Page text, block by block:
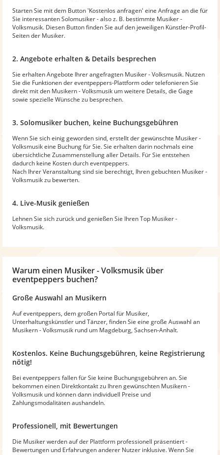
Starten Sie mit dem Button 'Kostenlos anfragen' eine Anfrage an die für
Sie interessanten Solomusiker - also z. B. bestimmte Musiker -
Volksmusik. Diesen Button finden Sie auf den jeweiligen Künstler-Profil-
Seiten der Musiker.
2. Angebote erhalten & Details besprechen
Sie erhalten Angebote Ihrer angefragten Musiker - Volksmusik. Nutzen
Sie die Funktionen der eventpeppers-Plattform oder telefonieren Sie
direkt mit den Musikern - Volksmusik um weitere Details, die Gage
sowie spezielle Wünsche zu besprechen.
3. Solomusiker buchen, keine Buchungsgebühren
Wenn Sie sich einig geworden sind, erstellt der gewünschte Musiker -
Volksmusik eine Buchung für Sie. Sie erhalten darin nochmals eine
übersichtliche Zusammenstellung aller Details. Für Sie entstehen
dadurch keine Kosten durch eventpeppers.
Nach Ihrer Veranstaltung sind sie berechtigt, Ihren gebuchten Musiker -
Volksmusik zu bewerten.
4. Live-Musik genießen
Lehnen Sie sich zurück und genießen Sie Ihren Top Musiker -
Volksmusik.
Warum einen Musiker - Volksmusik über
eventpeppers buchen?
Große Auswahl an Musikern
Auf eventpeppers, dem großen Portal für Musiker,
Unterhaltungskünstler und Tänzer, finden Sie eine große Auswahl an
Musikern - Volksmusik rund um Magdeburg, Sachsen-Anhalt.
Kostenlos. Keine Buchungsgebühren, keine Registrierung
nötig!
Bei eventpeppers fallen für Sie keine Buchungsgebühren an. Sie
bekommen einen Direktkontakt zu Ihren gewünschten Musikern -
Volksmusik und können dann individuell Preise und
Zahlungsmodalitäten aushandeln.
Professionell, mit Bewertungen
Die Musiker werden auf der Plattform professionell präsentiert -
Bewertungen und Erfahrungen anderer Nutzer inklusive. Wenn Sie